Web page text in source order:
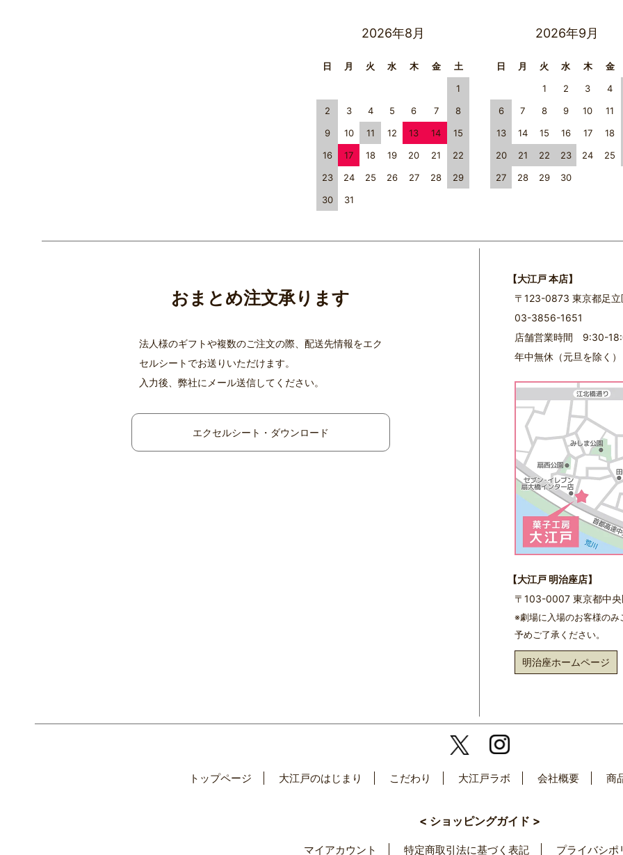
2026年8月
日 月 火 水 木 金
土
1
2
3 4 5 6 7
8
9
10 11 12 13 14
15
16
17 18 19 20 21
22
23
24 25 26 27 28
29
30
31
2026年9月
日 月 火 水 木 金
1
2 3 4
6
7 8 9 10 11
13
14 15 16 17 18
20
21 22 23 24 25
27
28 29 30
おまとめ注文承ります
法人様のギフトや複数のご注文の際、配送先情報をエク
セルシートでお送りいただけます。
入力後、弊社にメール送信してください。
エクセルシート・ダウンロード
【大江戸 本店】
〒123-0873 東京都足
03-3856-1651
店舗営業時間 9:30-
年中無休（元旦を除く）
【大江戸 明治座店】
〒103-0007 東京都中央
※劇場に入場のお客様のみ
予めご了承ください。
明治座ホームページ
トップページ 大江戸のはじまり こだわり 大江戸ラボ 会社概要 商
< ショッピングガイド >
マイアカウント 特定商取引法に基づく表記 プライバシポ